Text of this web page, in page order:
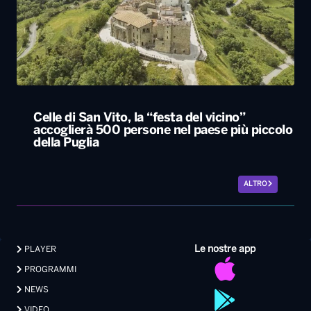
Celle di San Vito, la “festa del vicino”
accoglierà 500 persone nel paese più piccolo
della Puglia
ALTRO
Le nostre app
PLAYER